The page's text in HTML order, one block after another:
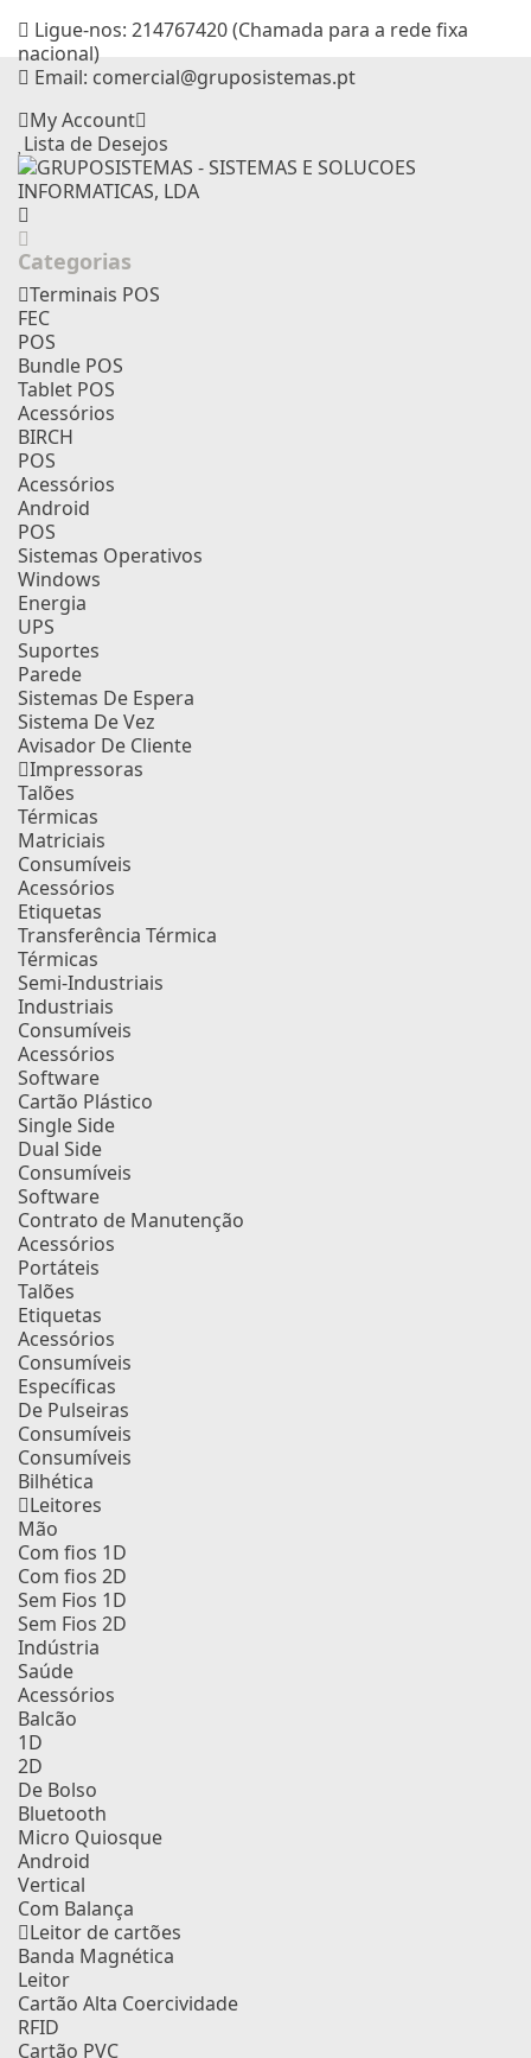
Ligue-nos: 214767420 (Chamada para a rede fixa
nacional)
Email: comercial@gruposistemas.pt
My Account
Lista de Desejos
Categorias
Terminais POS
FEC
POS
Bundle POS
Tablet POS
Acessórios
BIRCH
POS
Acessórios
Android
POS
Sistemas Operativos
Windows
Energia
UPS
Suportes
Parede
Sistemas De Espera
Sistema De Vez
Avisador De Cliente
Impressoras
Talões
Térmicas
Matriciais
Consumíveis
Acessórios
Etiquetas
Transferência Térmica
Térmicas
Semi-Industriais
Industriais
Consumíveis
Acessórios
Software
Cartão Plástico
Single Side
Dual Side
Consumíveis
Software
Contrato de Manutenção
Acessórios
Portáteis
Talões
Etiquetas
Acessórios
Consumíveis
Específicas
De Pulseiras
Consumíveis
Consumíveis
Bilhética
Leitores
Mão
Com fios 1D
Com fios 2D
Sem Fios 1D
Sem Fios 2D
Indústria
Saúde
Acessórios
Balcão
1D
2D
De Bolso
Bluetooth
Micro Quiosque
Android
Vertical
Com Balança
Leitor de cartões
Banda Magnética
Leitor
Cartão Alta Coercividade
RFID
Cartão PVC